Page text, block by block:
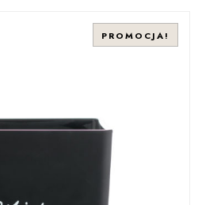
PROMOCJA!